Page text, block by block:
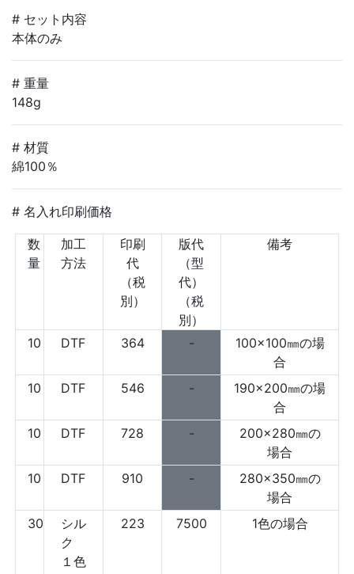
# セット内容
本体のみ
# 重量
148g
# 材質
綿100％
# 名入れ印刷価格
数
量
加工
方法
印刷
代
（税
別）
版代
（型
代）
（税
別）
備考
10 DTF 364 -
100×100㎜の場
合
10
DTF 546 -
190×200㎜の場
合
10
DTF 728 -
200×280㎜の
場合
10
DTF 910 -
280×350㎜の
場合
30
シル
ク
１色
223 7500 1色の場合